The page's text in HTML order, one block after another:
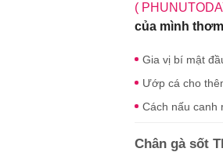
(
của mình
Gia vị bí mật
Ướp cá cho
Cách nấu canh
Chân gà sốt